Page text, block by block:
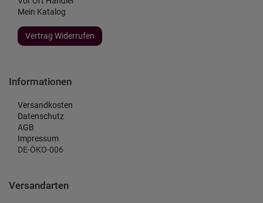
Mein Katalog
Vertrag Widerrufen
Informationen
Versandkosten
Datenschutz
AGB
Impressum
DE-ÖKO-006
Versandarten